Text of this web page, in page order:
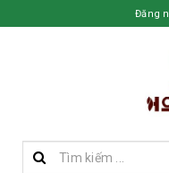
Đăng